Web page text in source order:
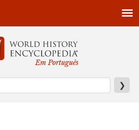
Em Português
❯